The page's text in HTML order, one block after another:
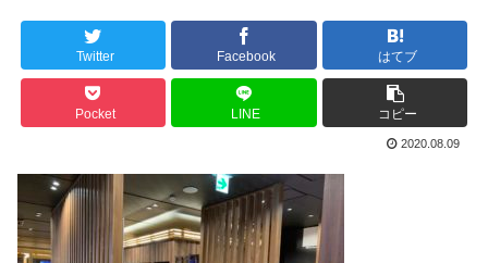
Twitter Facebook はてブ
Pocket LINE コピー
2020.08.09